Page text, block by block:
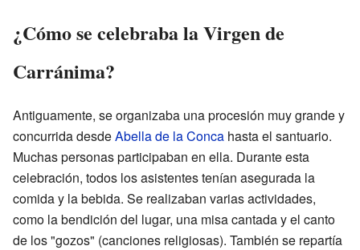
¿Cómo se celebraba la Virgen de
Carránima?
Antiguamente, se organizaba una procesión muy grande y
concurrida desdeAbella de la Conca hasta el santuario.
Muchas personas participaban en ella. Durante esta
celebración, todos los asistentes tenían asegurada la
comida y la bebida. Se realizaban varias actividades,
como la bendición del lugar, una misa cantada y el canto
de los "gozos" (canciones religiosas). También se repartía